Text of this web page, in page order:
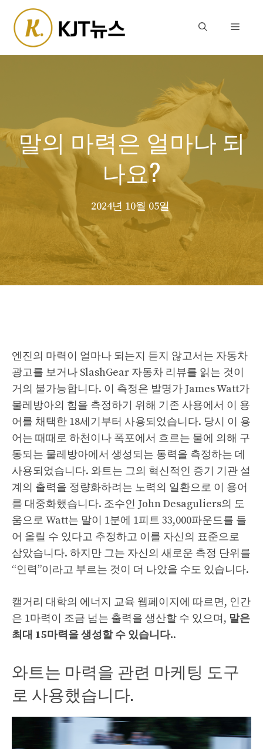
content
Menu
말의 마력은 얼마나 되
나요?
2024년 10월 05일
엔진의 마력이 얼마나 되는지 듣지 않고서는 자동차
광고를 보거나 SlashGear 자동차 리뷰를 읽는 것이
거의 불가능합니다. 이 측정은 발명가 James Watt가
물레방아의 힘을 측정하기 위해 기존 사용에서 이 용
어를 채택한 18세기부터 사용되었습니다. 당시 이 용
어는 때때로 하천이나 폭포에서 흐르는 물에 의해 구
동되는 물레방아에서 생성되는 동력을 측정하는 데
사용되었습니다. 와트는 그의 혁신적인 증기 기관 설
계의 출력을 정량화하려는 노력의 일환으로 이 용어
를 대중화했습니다. 조수인 John Desaguliers의 도
움으로 Watt는 말이 1분에 1피트 33,000파운드를 들
어 올릴 수 있다고 추정하고 이를 자신의 표준으로
삼았습니다. 하지만 그는 자신의 새로운 측정 단위를
“인력”이라고 부르는 것이 더 나았을 수도 있습니다.
캘거리 대학의 에너지 교육 웹페이지에 따르면, 인간
은 1마력이 조금 넘는 출력을 생산할 수 있으며, 말은
최대 15마력을 생성할 수 있습니다..
와트는 마력을 관련 마케팅 도구
로 사용했습니다.